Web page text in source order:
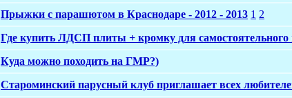
Прыжки с парашютом в Краснодаре - 2012 - 2013 1 2
Где купить ЛДСП плиты + кромку для самостоятельного
Куда можно походить на ГМР?)
Староминский парусный клуб приглашает всех